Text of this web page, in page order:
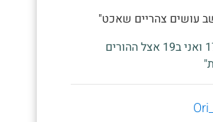
עושים צהריים שאכט"
- "אחי כבר 17 ואני ב19 אצל ההורים